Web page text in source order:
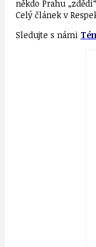
někdo Prahu
Celý článek v
Sledujte s námi